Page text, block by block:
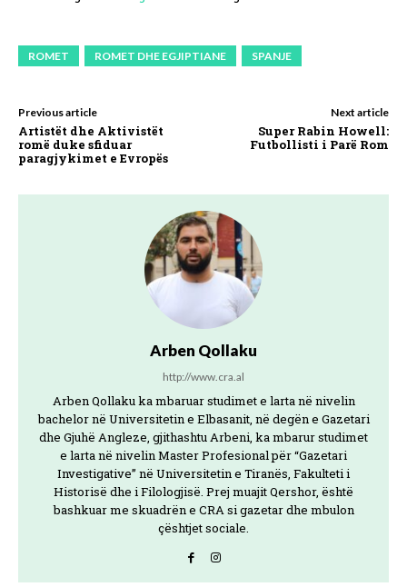
ROMET ROMET DHE EGJIPTIANE SPANJE
Previous article
Artistët dhe Aktivistët
romë duke sfiduar
paragjykimet e Evropës
Next article
Super Rabin Howell:
Futbollisti i Parë Rom
Arben Qollaku
http://www.cra.al
Arben Qollaku ka mbaruar studimet e larta në nivelin
bachelor në Universitetin e Elbasanit, në degën e Gazetari
dhe Gjuhë Angleze, gjithashtu Arbeni, ka mbarur studimet
e larta në nivelin Master Profesional për “Gazetari
Investigative” në Universitetin e Tiranës, Fakulteti i
Historisë dhe i Filologjisë. Prej muajit Qershor, është
bashkuar me skuadrën e CRA si gazetar dhe mbulon
çështjet sociale.